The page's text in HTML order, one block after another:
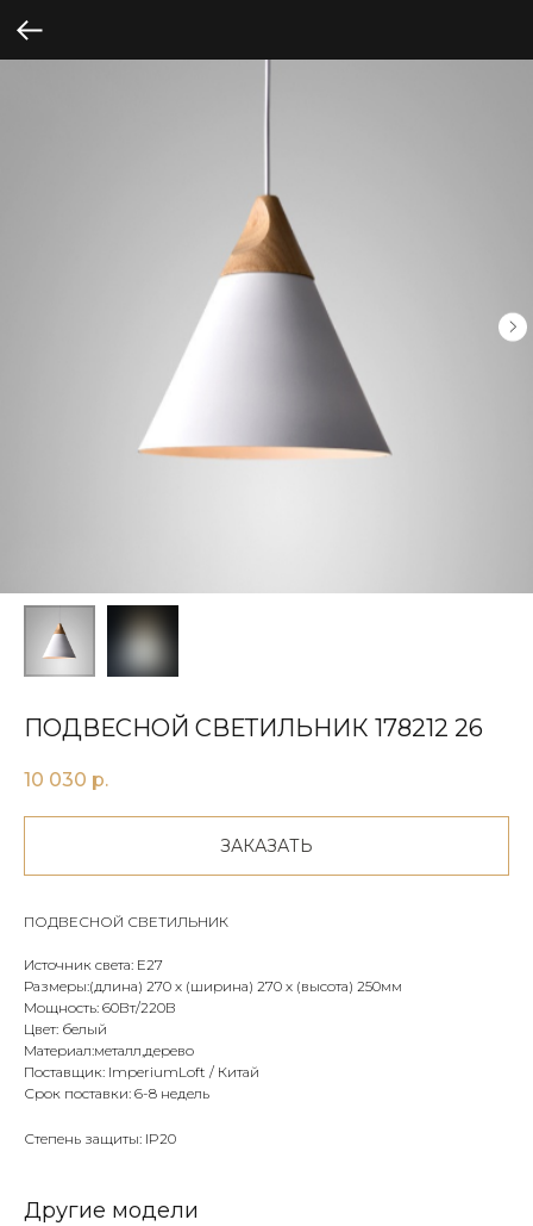
ПОДВЕСНОЙ СВЕТИЛЬНИК 178212 26
10 030 р.
ЗАКАЗАТЬ
ПОДВЕСНОЙ СВЕТИЛЬНИК
Источник света: E27
Размеры:(длина) 270 х (ширина) 270 х (высота) 250мм
Мощность: 60Вт/220В
Цвет: белый
Материал:металл,дерево
Поставщик: ImperiumLoft / Китай
Срок поставки: 6-8 недель
Степень защиты: IP20
Другие модели